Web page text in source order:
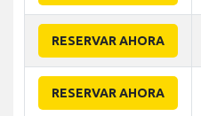
RESERVAR AHORA
RESERVAR AHORA